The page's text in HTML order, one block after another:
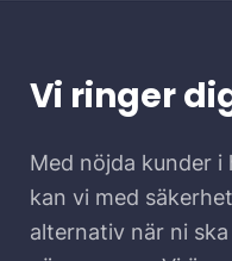
Vi ringer
Med nöjda kunder i
kan vi med
alternativ när ni